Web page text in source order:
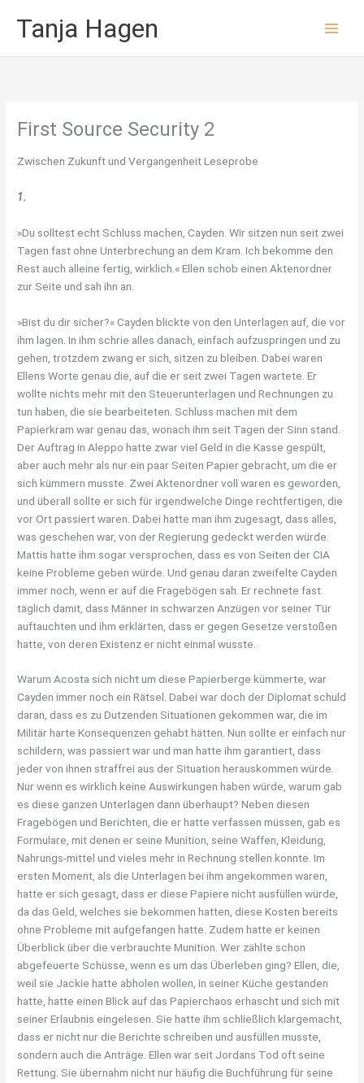
InhaltTanja Hagen
First Source Security 2
Zwischen Zukunft und Vergangenheit Leseprobe
1.
»Du solltest echt Schluss machen, Cayden. Wir sitzen nun seit zwei
Tagen fast ohne Unterbrechung an dem Kram. Ich bekomme den
Rest auch alleine fertig, wirklich.« Ellen schob einen Aktenordner
zur Seite und sah ihn an.
»Bist du dir sicher?« Cayden blickte von den Unterlagen auf, die vor
ihm lagen. In ihm schrie alles danach, einfach aufzuspringen und zu
gehen, trotzdem zwang er sich, sitzen zu bleiben. Dabei waren
Ellens Worte genau die, auf die er seit zwei Tagen wartete. Er
wollte nichts mehr mit den Steuerunterlagen und Rechnungen zu
tun haben, die sie bearbeiteten. Schluss machen mit dem
Papierkram war genau das, wonach ihm seit Tagen der Sinn stand.
Der Auftrag in Aleppo hatte zwar viel Geld in die Kasse gespült,
aber auch mehr als nur ein paar Seiten Papier gebracht, um die er
sich kümmern musste. Zwei Aktenordner voll waren es geworden,
und überall sollte er sich für irgendwelche Dinge rechtfertigen, die
vor Ort passiert waren. Dabei hatte man ihm zugesagt, dass alles,
was geschehen war, von der Regierung gedeckt werden würde.
Mattis hatte ihm sogar versprochen, dass es von Seiten der CIA
keine Probleme geben würde. Und genau daran zweifelte Cayden
immer noch, wenn er auf die Fragebögen sah. Er rechnete fast
täglich damit, dass Männer in schwarzen Anzügen vor seiner Tür
auftauchten und ihm erklärten, dass er gegen Gesetze verstoßen
hatte, von deren Existenz er nicht einmal wusste.
Warum Acosta sich nicht um diese Papierberge kümmerte, war
Cayden immer noch ein Rätsel. Dabei war doch der Diplomat schuld
daran, dass es zu Dutzenden Situationen gekommen war, die im
Militär harte Konsequenzen gehabt hätten. Nun sollte er einfach nur
schildern, was passiert war und man hatte ihm garantiert, dass
jeder von ihnen straffrei aus der Situation herauskommen würde.
Nur wenn es wirklich keine Auswirkungen haben würde, warum gab
es diese ganzen Unterlagen dann überhaupt? Neben diesen
Fragebögen und Berichten, die er hatte verfassen müssen, gab es
Formulare, mit denen er seine Munition, seine Waffen, Kleidung,
Nahrungs-mittel und vieles mehr in Rechnung stellen konnte. Im
ersten Moment, als die Unterlagen bei ihm angekommen waren,
hatte er sich gesagt, dass er diese Papiere nicht ausfüllen würde,
da das Geld, welches sie bekommen hatten, diese Kosten bereits
ohne Probleme mit aufgefangen hatte. Zudem hatte er keinen
Überblick über die verbrauchte Munition. Wer zählte schon
abgefeuerte Schüsse, wenn es um das Überleben ging? Ellen, die,
weil sie Jackie hatte abholen wollen, in seiner Küche gestanden
hatte, hatte einen Blick auf das Papierchaos erhascht und sich mit
seiner Erlaubnis eingelesen. Sie hatte ihm schließlich klargemacht,
dass er nicht nur die Berichte schreiben und ausfüllen musste,
sondern auch die Anträge. Ellen war seit Jordans Tod oft seine
Rettung. Sie übernahm nicht nur häufig die Buchführung für seine